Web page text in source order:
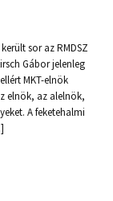
sor az RMDSZ
Gábor jelenleg
MKT-elnök
elnök, az alelnök,
A feketehalmi